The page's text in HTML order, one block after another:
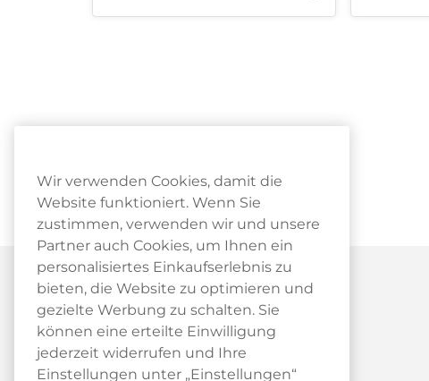
Kundendienst
Wir verwenden Cookies, damit die
Website funktioniert. Wenn Sie
zustimmen, verwenden wir und unsere
Partner auch Cookies, um Ihnen ein
personalisiertes Einkaufserlebnis zu
bieten, die Website zu optimieren und
gezielte Werbung zu schalten. Sie
können eine erteilte Einwilligung
jederzeit widerrufen und Ihre
Einstellungen unter „Einstellungen“